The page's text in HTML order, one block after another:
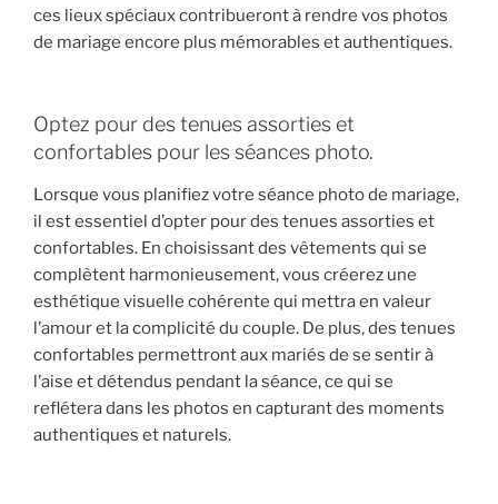
ces lieux spéciaux contribueront à rendre vos photos
de mariage encore plus mémorables et authentiques.
Optez pour des tenues assorties et
confortables pour les séances photo.
Lorsque vous planifiez votre séance photo de mariage,
il est essentiel d’opter pour des tenues assorties et
confortables. En choisissant des vêtements qui se
complètent harmonieusement, vous créerez une
esthétique visuelle cohérente qui mettra en valeur
l’amour et la complicité du couple. De plus, des tenues
confortables permettront aux mariés de se sentir à
l’aise et détendus pendant la séance, ce qui se
reflétera dans les photos en capturant des moments
authentiques et naturels.